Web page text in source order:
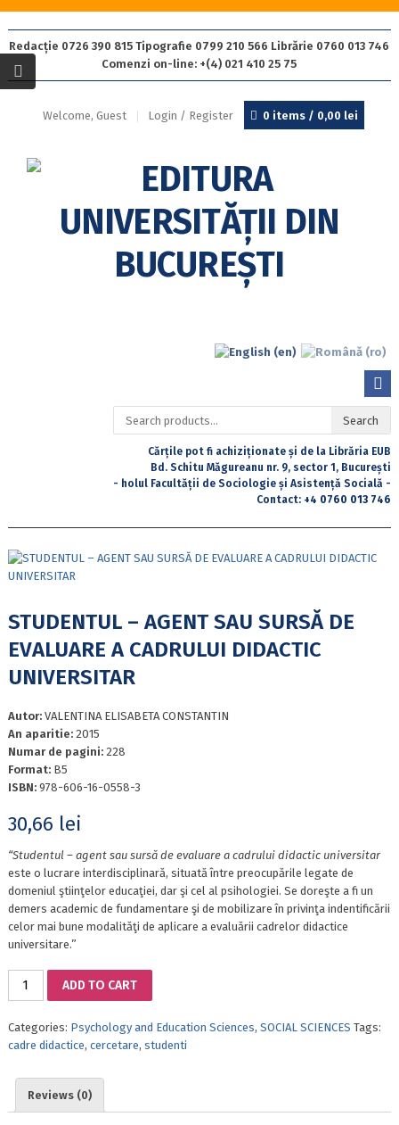
Redacție 0726 390 815 Tipografie 0799 210 566 Librărie 0760 013 746
Comenzi on-line: +(4) 021 410 25 75
Welcome, Guest Login / Register 0 items / 0,00 lei
Search
for:
Search
Cărțile pot fi achiziționate și de la Librăria EUB
Bd. Schitu Măgureanu nr. 9, sector 1, București
- holul Facultății de Sociologie și Asistență Socială -
Contact: +4 0760 013 746
STUDENTUL – AGENT SAU SURSĂ DE
EVALUARE A CADRULUI DIDACTIC
UNIVERSITAR
Autor: VALENTINA ELISABETA CONSTANTIN
An aparitie: 2015
Numar de pagini: 228
Format: B5
ISBN: 978-606-16-0558-3
30,66 lei
“Studentul – agent sau sursă de evaluare a cadrului didactic universitar
este o lucrare interdisciplinară, situată între preocupările legate de
domeniul ştiinţelor educaţiei, dar şi cel al psihologiei. Se doreşte a fi un
demers academic de fundamentare şi de mobilizare în privinţa indentificării
celor mai bune modalităţi de aplicare a evaluării cadrelor didactice
universitare.”
STUDENTUL
SAU
SURSĂ
ADD TO CART
Categories: Psychology and Education Sciences, SOCIAL SCIENCES Tags:
cadre didactice, cercetare, studenti
Reviews (0)